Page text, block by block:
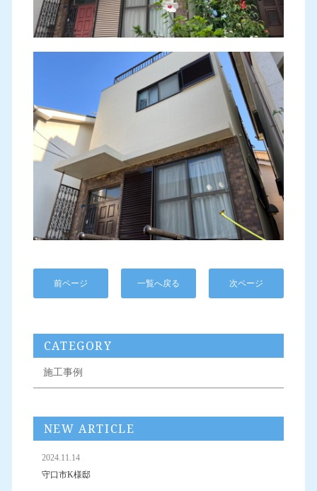
前ページ 一覧へ戻る 次ページ
CATEGORY
施工事例
NEW ARTICLE
2024.11.14
守口市K様邸